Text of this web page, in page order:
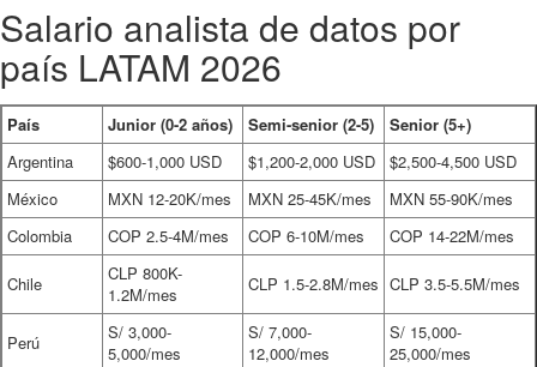
Salario analista de datos por
país LATAM 2026
País Junior (0-2 años) Semi-senior (2-5)
Senior (5+)
Argentina
$600-1,000 USD $1,200-2,000 USD
$2,500-4,500 USD
México
MXN 12-20K/mes MXN 25-45K/mes
MXN 55-90K/mes
Colombia
COP 2.5-4M/mes COP 6-10M/mes COP 14-22M/mes
Chile
CLP 800K-
1.2M/mes
CLP 1.5-2.8M/mes CLP 3.5-5.5M/mes
Perú
S/ 3,000-
5,000/mes
S/ 7,000-
12,000/mes
S/ 15,000-
25,000/mes